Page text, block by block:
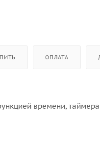
ОПЛАТА
времени,